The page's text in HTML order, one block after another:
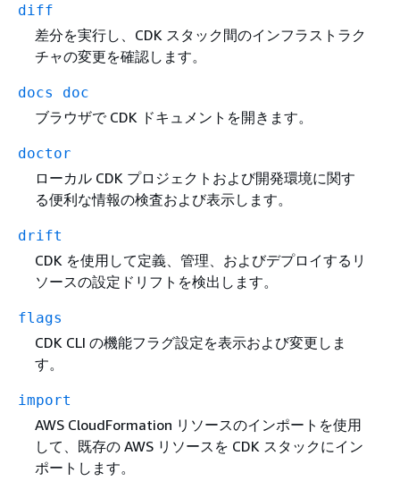
diff
差分を実行し、CDK スタック間のインフラストラク
チャの変更を確認します。
docs doc
ブラウザで CDK ドキュメントを開きます。
doctor
ローカル CDK プロジェクトおよび開発環境に関す
る便利な情報の検査および表示します。
drift
CDK を使用して定義、管理、およびデプロイするリ
ソースの設定ドリフトを検出します。
flags
CDK CLI の機能フラグ設定を表示および変更しま
す。
import
AWS CloudFormation リソースのインポートを使用
して、既存の AWS リソースを CDK スタックにイン
ポートします。